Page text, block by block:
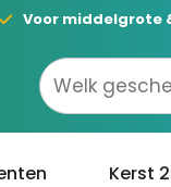
Voor middelgrote
Kerst